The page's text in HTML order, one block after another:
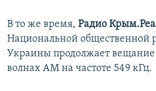
В то же время, Радио
Национальной общественной
Украины продолжает
волнах АМ на частоте 549 кГц.